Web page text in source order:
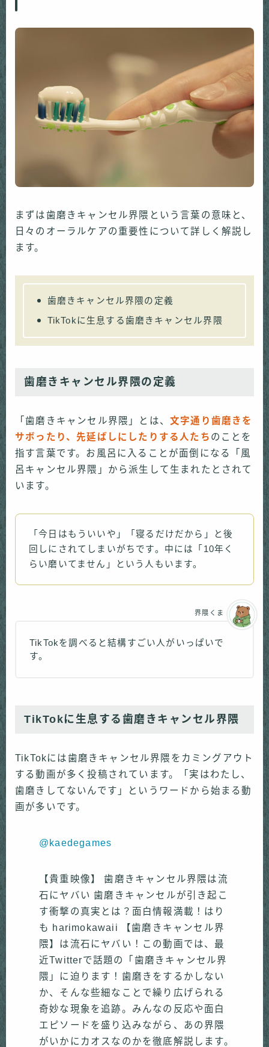
まずは歯磨きキャンセル界隈という言葉の意味と、
日々のオーラルケアの重要性について詳しく解説し
ます。
歯磨きキャンセル界隈の定義
TikTokに生息する歯磨きキャンセル界隈
歯磨きキャンセル界隈の定義
「歯磨きキャンセル界隈」とは、 文字通り歯磨きを
サボったり、先延ばしにしたりする人たち のことを
指す言葉です。お風呂に入ることが面倒になる「風
呂キャンセル界隈」から派生して生まれたとされて
います。
「今日はもういいや」「寝るだけだから」と後
回しにされてしまいがちです。中には「10年く
らい磨いてません」という人もいます。
TikTokを調べると結構すごい人がいっぱいで
す。
界隈くま
TikTokに生息する歯磨きキャンセル界隈
TikTokには歯磨きキャンセル界隈をカミングアウト
する動画が多く投稿されています。「実はわたし、
歯磨きしてないんです」というワードから始まる動
画が多いです。
@kaedegames
【貴重映像】 歯磨きキャンセル界隈は流
石にヤバい 歯磨きキャンセルが引き起こ
す衝撃の真実とは？面白情報満載！はり
も harimokawaii 【歯磨きキャンセル界
隈】は流石にヤバい！この動画では、最
近Twitterで話題の「歯磨きキャンセル界
隈」に迫ります！歯磨きをするかしない
か、そんな些細なことで繰り広げられる
奇妙な現象を追跡。みんなの反応や面白
エピソードを盛り込みながら、あの界隈
がいかにカオスなのかを徹底解説します。